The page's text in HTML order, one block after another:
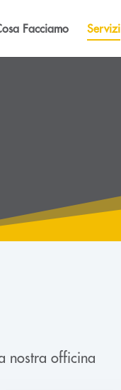
Facciamo Servizi
nostra officina